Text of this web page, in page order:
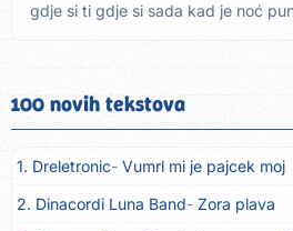
gdje si ti gdje si sada kad je noć
100 novih tekstova
1. Dreletronic Vumrl mi je pajcek moj
2. Dinacordi Luna Band Zora plava